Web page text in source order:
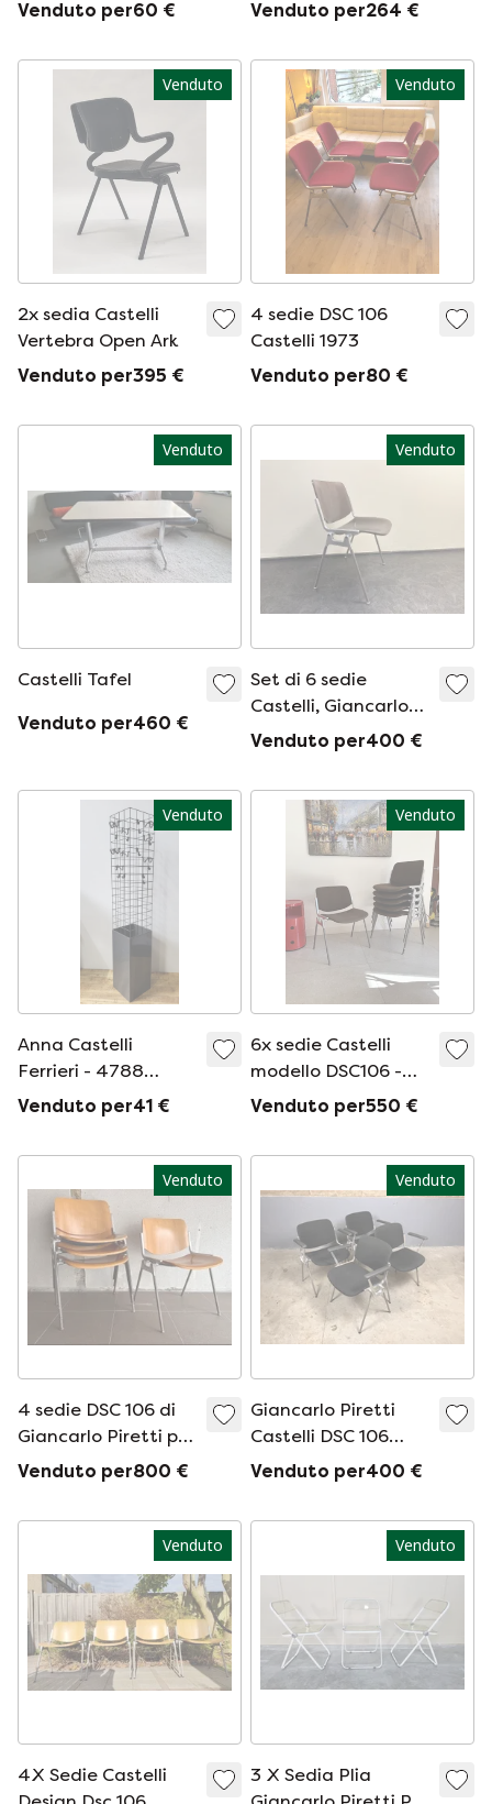
applique abbinata.
Venduto per60 € Venduto per264 €
Venduto
2x sedia Castelli
Vertebra Open Ark
Venduto per395 €
Venduto
4 sedie DSC 106
Castelli 1973
Venduto per80 €
Venduto
Castelli Tafel
Venduto per460 €
Venduto
Set di 6 sedie
Castelli, Giancarlo
Piretti, anni '80
Venduto per400 €
Venduto
Anna Castelli
Ferrieri - 4788
Appendiabiti per
Venduto per41 €
Venduto
6x sedie Castelli
modello DSC106 -
design Giancarlo
Venduto per550 €
Venduto
4 sedie DSC 106 di
Giancarlo Piretti per
Castelli, circa anni
Venduto per800 €
Venduto
Giancarlo Piretti
Castelli DSC 106
Sedie con braccioli
Venduto per400 €
Venduto
4X Sedie Castelli
Venduto
3 X Sedia Plia